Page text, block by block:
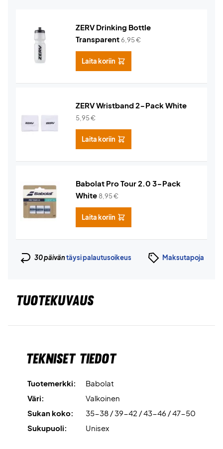
ZERV Drinking Bottle
Transparent6,95€
Laita koriin
ZERV Wristband 2-Pack White
5,95€
Laita koriin
Babolat Pro Tour 2.0 3-Pack
White 8,95€
Laita koriin
30 päiväntäysi palautusoikeus Maksutapoja
TUOTEKUVAUS
Tekniset tiedot
Tuotemerkki:
Babolat
Väri:
Valkoinen
Sukan koko:
35-38 / 39-42 / 43-46 / 47-50
Sukupuoli:
Unisex